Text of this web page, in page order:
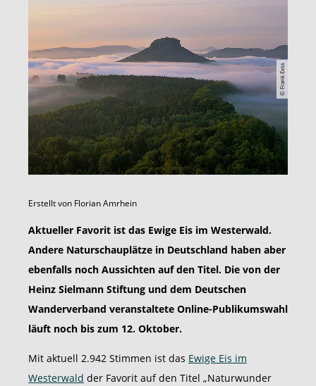
© Frank Exss
Erstellt von Florian Amrhein
Aktueller Favorit ist das Ewige Eis im Westerwald.
Andere Naturschauplätze in Deutschland haben aber
ebenfalls noch Aussichten auf den Titel. Die von der
Heinz Sielmann Stiftung und dem Deutschen
Wanderverband veranstaltete Online-Publikumswahl
läuft noch bis zum 12. Oktober.
Mit aktuell 2.942 Stimmen ist das Ewige Eis im
Westerwald der Favorit auf den Titel „Naturwunder